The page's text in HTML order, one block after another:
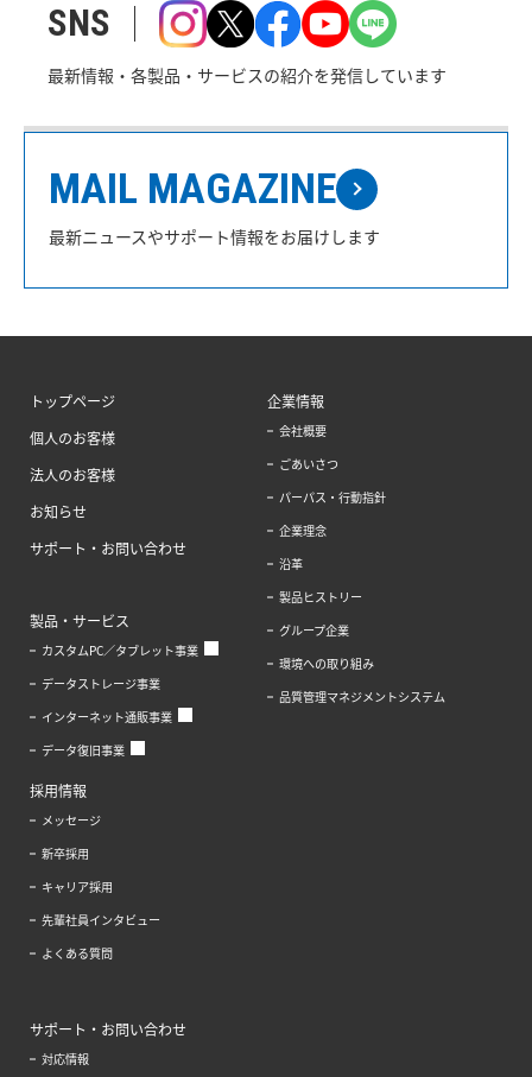
SNS
最新情報・各製品・サービスの紹介を発信しています
MAIL MAGAZINE
最新ニュースやサポート情報をお届けします
トップページ
個人のお客様
法人のお客様
お知らせ
サポート・お問い合わせ
製品・サービス
カスタムPC／タブレット事業
データストレージ事業
インターネット通販事業
データ復旧事業
企業情報
会社概要
ごあいさつ
パーパス・行動指針
企業理念
沿革
製品ヒストリー
グループ企業
環境への取り組み
品質管理マネジメントシステム
採用情報
メッセージ
新卒採用
キャリア採用
先輩社員インタビュー
よくある質問
サポート・お問い合わせ
対応情報